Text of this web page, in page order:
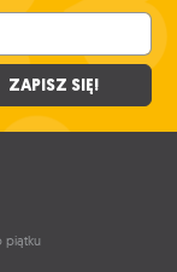
ZAPISZ SIĘ!
piątku